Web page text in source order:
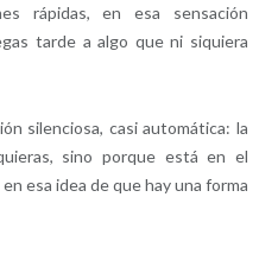
rápidas, en esa sensación
tarde a algo que ni siquiera
silenciosa, casi automática: la
sino porque está en el
esa idea de que hay una forma